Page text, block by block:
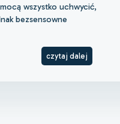
wszystko uchwycić,
bezsensowne
czytaj dalej